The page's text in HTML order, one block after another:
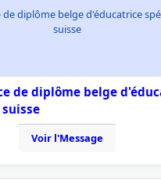
de diplôme belge d'éducatrice
suisse
de diplôme belge
Voir l'Message